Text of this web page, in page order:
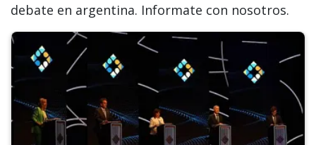
debate en argentina. Informate con nosotros.